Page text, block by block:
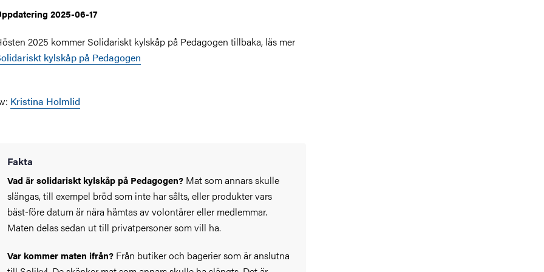
2025-06-17
2025 kommer Solidariskt kylskåp på Pedagogen tillbaka, läs mer
kylskåp på Pedagogen
Kristina Holmlid
Fakta
Vad är solidariskt kylskåp på Pedagogen? Mat som annars skulle
slängas, till exempel bröd som inte har sålts, eller produkter vars
bäst-före datum är nära hämtas av volontärer eller medlemmar.
Maten delas sedan ut till privatpersoner som vill ha.
Var kommer maten ifrån? Från butiker och bagerier som är anslutna